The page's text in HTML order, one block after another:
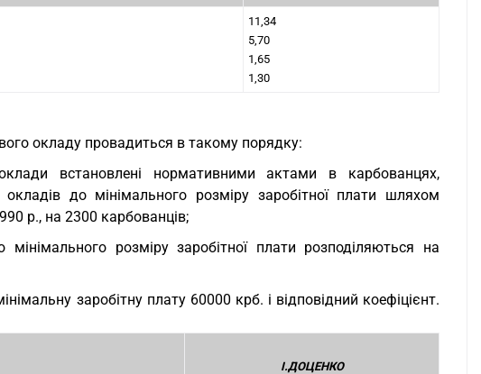
11,34
5,70
1,65
1,30
окладу провадиться в такому порядку:
встановлені нормативними актами в карбованцях,
до мінімального розміру заробітної плати шляхом
р., на 2300 карбованців;
розміру заробітної плати розподіляються на
заробітну плату 60000 крб. і відповідний коефіцієнт.
І.ДОЦЕНКО